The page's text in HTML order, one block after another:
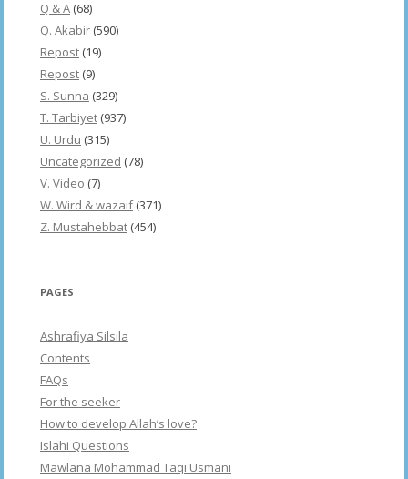
Q & A (68)
Q. Akabir (590)
Repost (19)
Repost (9)
S. Sunna (329)
T. Tarbiyet (937)
U. Urdu (315)
Uncategorized (78)
V. Video (7)
W. Wird & wazaif(371)
Z. Mustahebbat (454)
PAGES
Ashrafiya Silsila
Contents
FAQs
For the seeker
How to develop Allah’s love?
Islahi Questions
Mawlana Mohammad Taqi Usmani